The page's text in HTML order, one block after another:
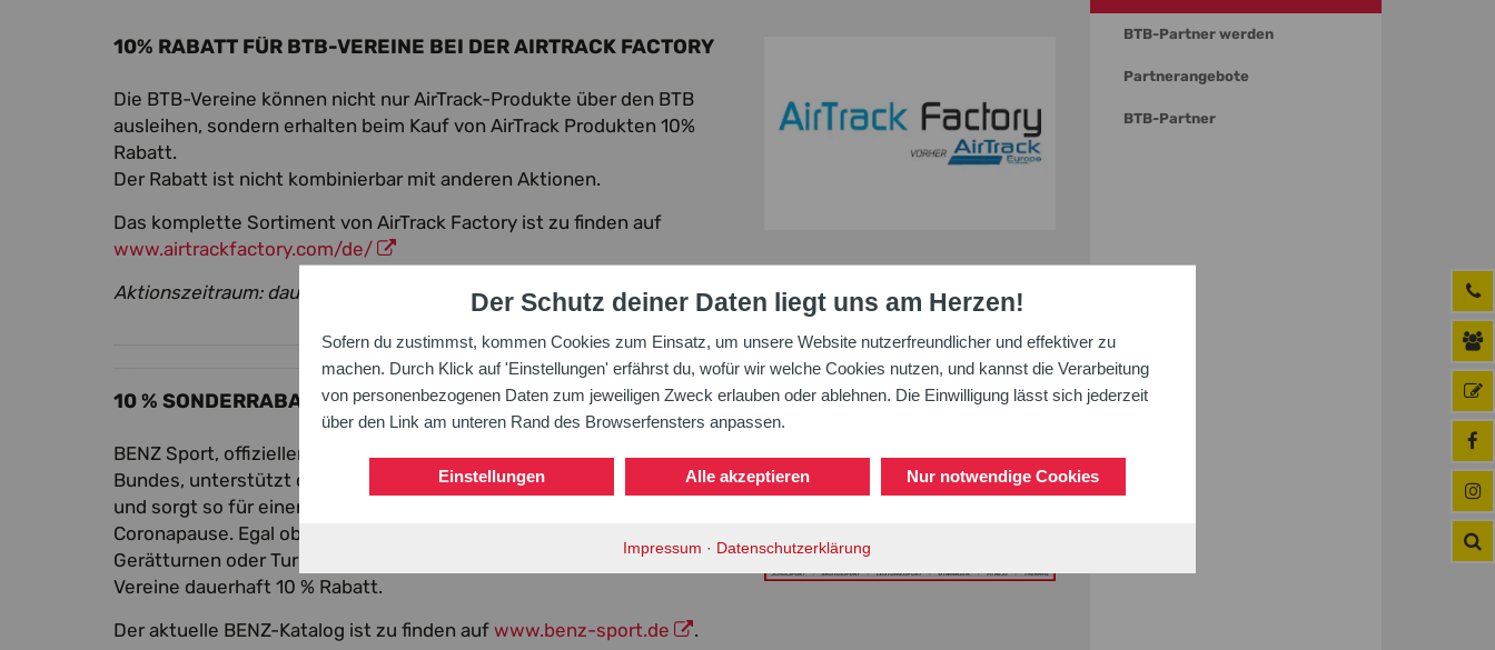
Der Schutz deiner Daten liegt uns am Herzen!
Sofern du zustimmst, kommen Cookies zum Einsatz, um unsere Website nutzerfreundlicher und effektiver zu
machen. Durch Klick auf 'Einstellungen' erfährst du, wofür wir welche Cookies nutzen, und kannst die Verarbeitung
von personenbezogenen Daten zum jeweiligen Zweck erlauben oder ablehnen. Die Einwilligung lässt sich jederzeit
über den Link am unteren Rand des Browserfensters anpassen.
Einstellungen Alle akzeptieren Nur notwendige Cookies
Impressum · Datenschutzerklärung
10% RABATT FÜR BTB-VEREINE BEI DER AIRTRACK FACTORY
Die BTB-Vereine können nicht nur AirTrack-Produkte über den BTB
ausleihen, sondern erhalten beim Kauf von AirTrack Produkten 10%
Rabatt.
Der Rabatt ist nicht kombinierbar mit anderen Aktionen.
Das komplette Sortiment von AirTrack Factory ist zu finden auf
www.airtrackfactory.com/de/
Aktionszeitraum: dauerhaft
10 % SONDERRABATT FÜR BTB-VEREINE BEI BENZ SPORT
BENZ Sport, offizieller Geräteausstatter des Badischen Turner-
Bundes, unterstützt die BTB-Mitgliedsvereine bei Neuanschaffungen
und sorgt so für einen Neuanstrich beim Wiedereinstieg nach der
Coronapause. Egal ob aus dem Bereich Fitness, Gymnastik,
Gerätturnen oder Turnspiele: auf alle Katalogartikel erhalten BTB-
Vereine dauerhaft 10 % Rabatt.
Der aktuelle BENZ-Katalog ist zu finden auf www.benz-sport.de
.
BTB-Partner werden
Partnerangebote
BTB-Partner